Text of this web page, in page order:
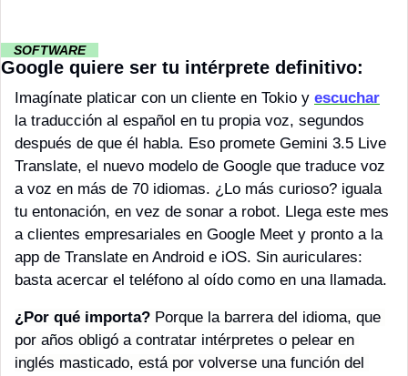
SOFTWARE
Google quiere ser tu intérprete definitivo:
Imagínate platicar con un cliente en Tokio y escuchar
la traducción al español en tu propia voz, segundos
después de que él habla. Eso promete Gemini 3.5 Live
Translate, el nuevo modelo de Google que traduce voz
a voz en más de 70 idiomas. ¿Lo más curioso? iguala
tu entonación, en vez de sonar a robot. Llega este mes
a clientes empresariales en Google Meet y pronto a la
app de Translate en Android e iOS. Sin auriculares:
basta acercar el teléfono al oído como en una llamada.
¿Por qué importa? Porque la barrera del idioma, que
por años obligó a contratar intérpretes o pelear en
inglés masticado, está por volverse una función del